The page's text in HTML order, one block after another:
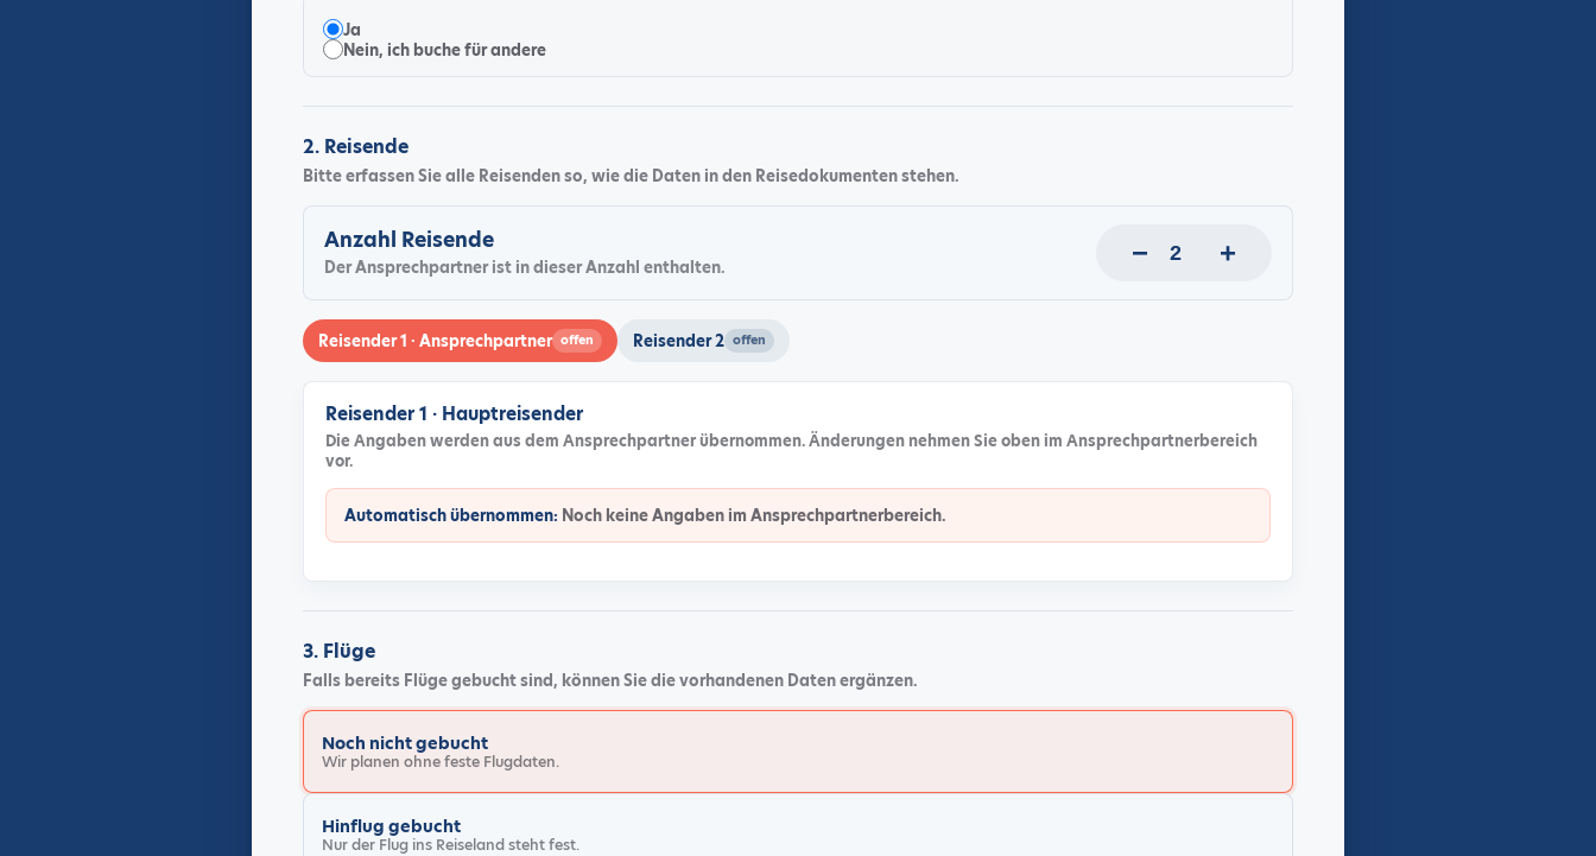
Ja
Nein, ich buche für andere
2. Reisende
Bitte erfassen Sie alle Reisenden so, wie die Daten in den Reisedokumenten stehen.
Anzahl Reisende
Der Ansprechpartner ist in dieser Anzahl enthalten. − +
Reisender 1 · Ansprechpartner offen Reisender 2 offen
Reisender 1 · Hauptreisender
Die Angaben werden aus dem Ansprechpartner übernommen. Änderungen nehmen Sie oben im Ansprechpartnerbereich
vor.
Automatisch übernommen: Noch keine Angaben im Ansprechpartnerbereich.
3. Flüge
Falls bereits Flüge gebucht sind, können Sie die vorhandenen Daten ergänzen.
Flugstatus
Noch nicht gebucht
Wir planen ohne feste Flugdaten.
Hinflug gebucht
Nur der Flug ins Reiseland steht fest.